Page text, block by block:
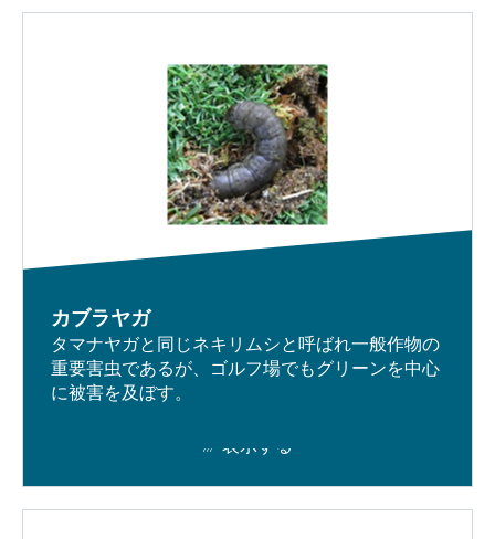
カブラヤガ
タマナヤガと同じネキリムシと呼ばれ一般作物の
重要害虫であるが、ゴルフ場でもグリーンを中心
に被害を及ぼす。
表示する